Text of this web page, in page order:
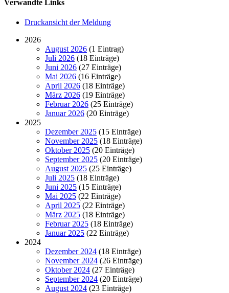
Verwandte Links
Druckansicht der Meldung
2026
August 2026 (1 Eintrag)
Juli 2026 (18 Einträge)
Juni 2026 (27 Einträge)
Mai 2026 (16 Einträge)
April 2026 (18 Einträge)
März 2026 (19 Einträge)
Februar 2026 (25 Einträge)
Januar 2026 (20 Einträge)
2025
Dezember 2025 (15 Einträge)
November 2025 (18 Einträge)
Oktober 2025 (20 Einträge)
September 2025 (20 Einträge)
August 2025 (25 Einträge)
Juli 2025 (18 Einträge)
Juni 2025 (15 Einträge)
Mai 2025 (22 Einträge)
April 2025 (22 Einträge)
März 2025 (18 Einträge)
Februar 2025 (18 Einträge)
Januar 2025 (22 Einträge)
2024
Dezember 2024 (18 Einträge)
November 2024 (26 Einträge)
Oktober 2024 (27 Einträge)
September 2024 (20 Einträge)
August 2024 (23 Einträge)